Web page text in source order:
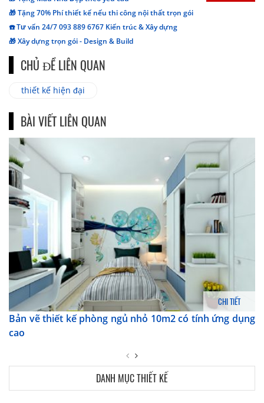
🎁 Tặng 70% Phí thiết kế nếu thi công nội thất trọn gói
☎️ Tư vấn 24/7 093 889 6767 Kiến trúc & Xây dựng
🎁 Xây dựng trọn gói - Design & Build
CHỦ ĐỀ LIÊN QUAN
thiết kế hiện đại
BÀI VIẾT LIÊN QUAN
CHI TIẾT
Bản vẽ thiết kế phòng ngủ nhỏ 10m2 có tính ứng dụng
cao
DANH MỤC THIẾT KẾ